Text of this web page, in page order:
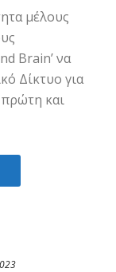
μέλους
Brain’ να
Δίκτυο για
πρώτη και